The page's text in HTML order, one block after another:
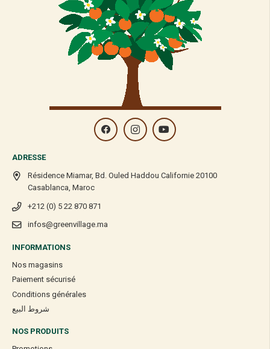
ADRESSE
Résidence Miamar, Bd. Ouled Haddou Californie 20100
Casablanca, Maroc
+212 (0) 5 22 870 871
infos@greenvillage.ma
INFORMATIONS
Nos magasins
Paiement sécurisé
Conditions générales
شروط البيع
NOS PRODUITS